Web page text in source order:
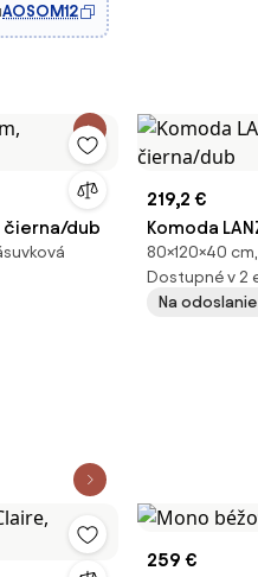
AOSOM12
čierna/dub
219,2 €
Komoda
80×120×40
Dostupné v 2
Na
259 €